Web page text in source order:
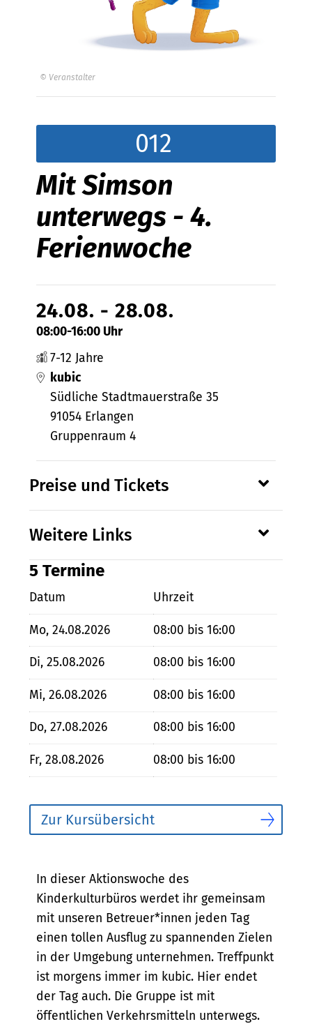
© Veranstalter
Preise und Tickets
Weitere Links
5 Termine
Datum
Mo, 24.08.2026
Di, 25.08.2026
Mi, 26.08.2026
Do, 27.08.2026
Fr, 28.08.2026
Uhrzeit
08:00 bis 16:00
08:00 bis 16:00
08:00 bis 16:00
08:00 bis 16:00
08:00 bis 16:00
Zur Kursübersicht
012
Mit Simson
unterwegs - 4.
Ferienwoche
24.08. - 28.08.
08:00-16:00 Uhr
7-12 Jahre
kubic
Südliche Stadtmauerstraße 35
91054 Erlangen
Gruppenraum 4
Bescheibung
In dieser Aktionswoche des
Kinderkulturbüros werdet ihr gemeinsam
mit unseren Betreuer*innen jeden Tag
einen tollen Ausflug zu spannenden Zielen
in der Umgebung unternehmen. Treffpunkt
ist morgens immer im kubic. Hier endet
der Tag auch. Die Gruppe ist mit
öffentlichen Verkehrsmitteln unterwegs.